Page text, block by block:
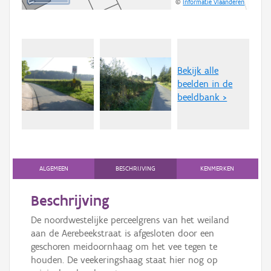
©Informatie Vlaanderen
Bekijk alle
beelden in de
beeldbank >
ALGEMEEN BESCHRIJVING KENMERKEN
Beschrijving
De noordwestelijke perceelgrens van het weiland
aan de Aerebeekstraat is afgesloten door een
geschoren meidoornhaag om het vee tegen te
houden. De veekeringshaag staat hier nog op